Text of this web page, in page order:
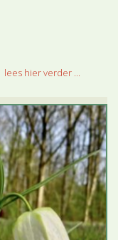
lees hier verder ...